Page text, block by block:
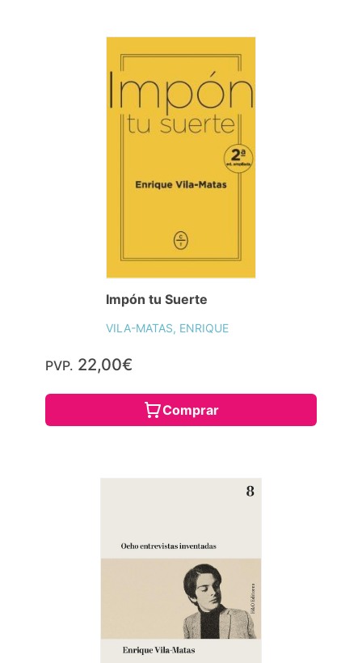
Impón tu Suerte
VILA-MATAS, ENRIQUE
PVP. 22,00€
Comprar